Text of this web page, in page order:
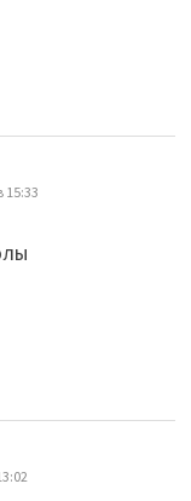
15:33